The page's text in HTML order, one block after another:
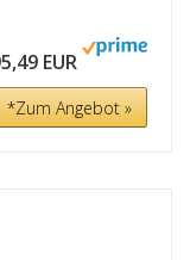
EUR
*Zum Angebot »